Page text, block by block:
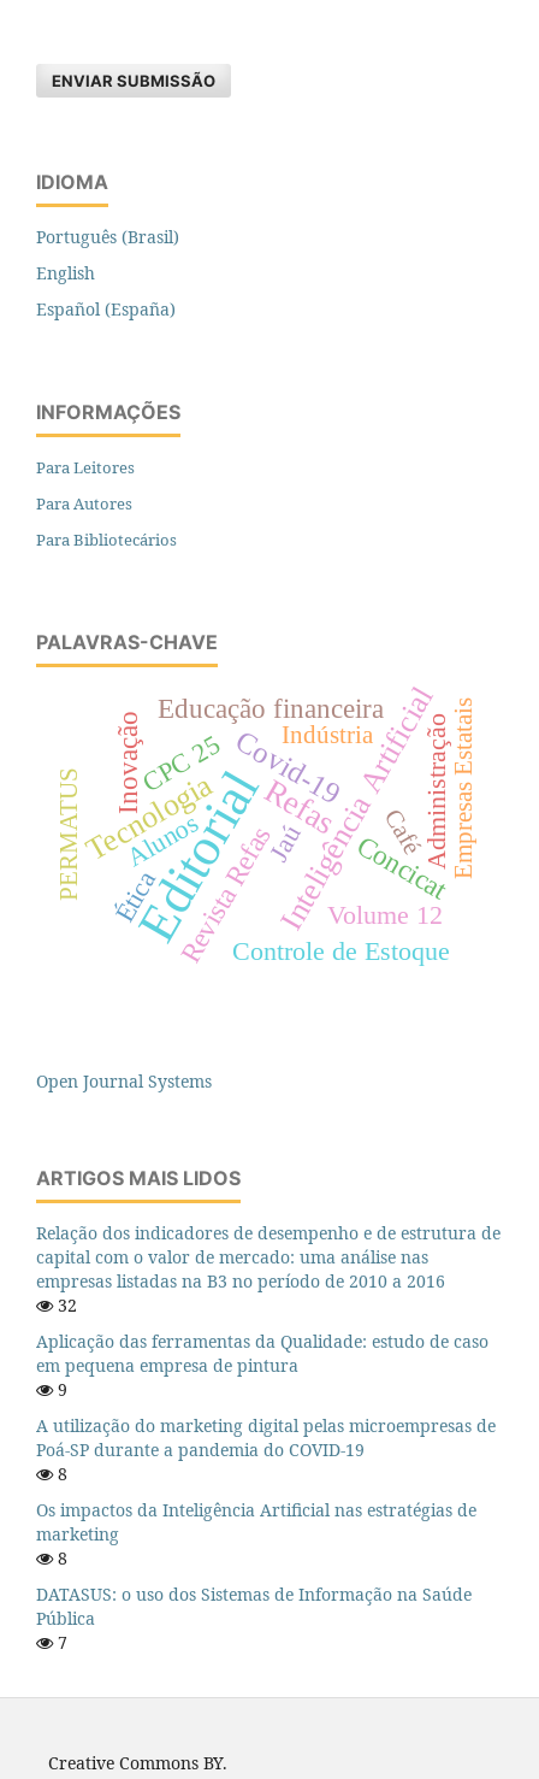
ENVIAR SUBMISSÃO
IDIOMA
Português (Brasil)
English
Español (España)
INFORMAÇÕES
Para Leitores
Para Autores
Para Bibliotecários
PALAVRAS-CHAVE
EditorialRefas
Inteligência Artificial
TecnologiaCovid-19
Educação financeira
Revista Refas
Inovação
Concicat
CPC 25
Jaú
Alunos
Controle de Estoque
Administração
Volume 12
Ética
Indústria
PERMATUS Empresas Estatais
Café
Open Journal Systems
ARTIGOS MAIS LIDOS
Relação dos indicadores de desempenho e de estrutura de
capital com o valor de mercado: uma análise nas
empresas listadas na B3 no período de 2010 a 2016
32
Aplicação das ferramentas da Qualidade: estudo de caso
em pequena empresa de pintura
9
A utilização do marketing digital pelas microempresas de
Poá-SP durante a pandemia do COVID-19
8
Os impactos da Inteligência Artificial nas estratégias de
marketing
8
DATASUS: o uso dos Sistemas de Informação na Saúde
Pública
7
Creative Commons BY.